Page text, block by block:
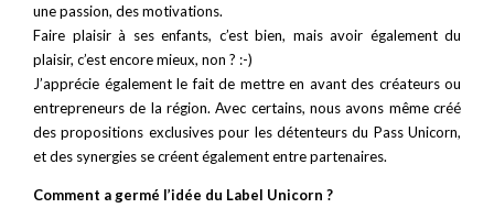
une passion, des motivations.
Faire plaisir à ses enfants, c’est bien, mais avoir également du
plaisir, c’est encore mieux, non ? :-)
J’apprécie également le fait de mettre en avant des créateurs ou
entrepreneurs de la région. Avec certains, nous avons même créé
des propositions exclusives pour les détenteurs du Pass Unicorn,
et des synergies se créent également entre partenaires.
Comment a germé l’idée du Label Unicorn ?